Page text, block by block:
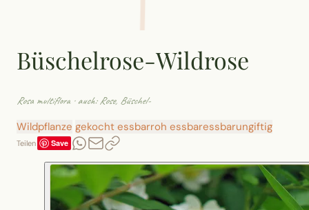
Büschelrose-Wildrose
Rosa multiflora · auch: Rose, Büschel-
Wildpflanze gekocht essbarroh essbaressbarungiftig
Teilen Save